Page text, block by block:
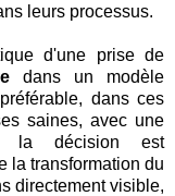
leurs processus.
d'une prise de
dans un modèle
dans ces
saines, avec une
la décision est
la transformation du
directement visible,